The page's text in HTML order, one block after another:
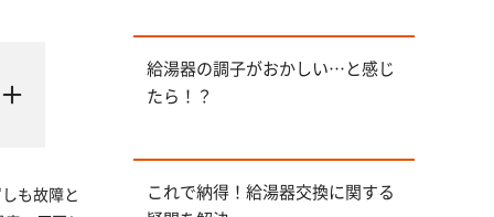
も故障と
給湯器の調子がおかしい…と感じ
たら！？
これで納得！給湯器交換に関する